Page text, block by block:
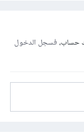
حساب،فسجل الدخول